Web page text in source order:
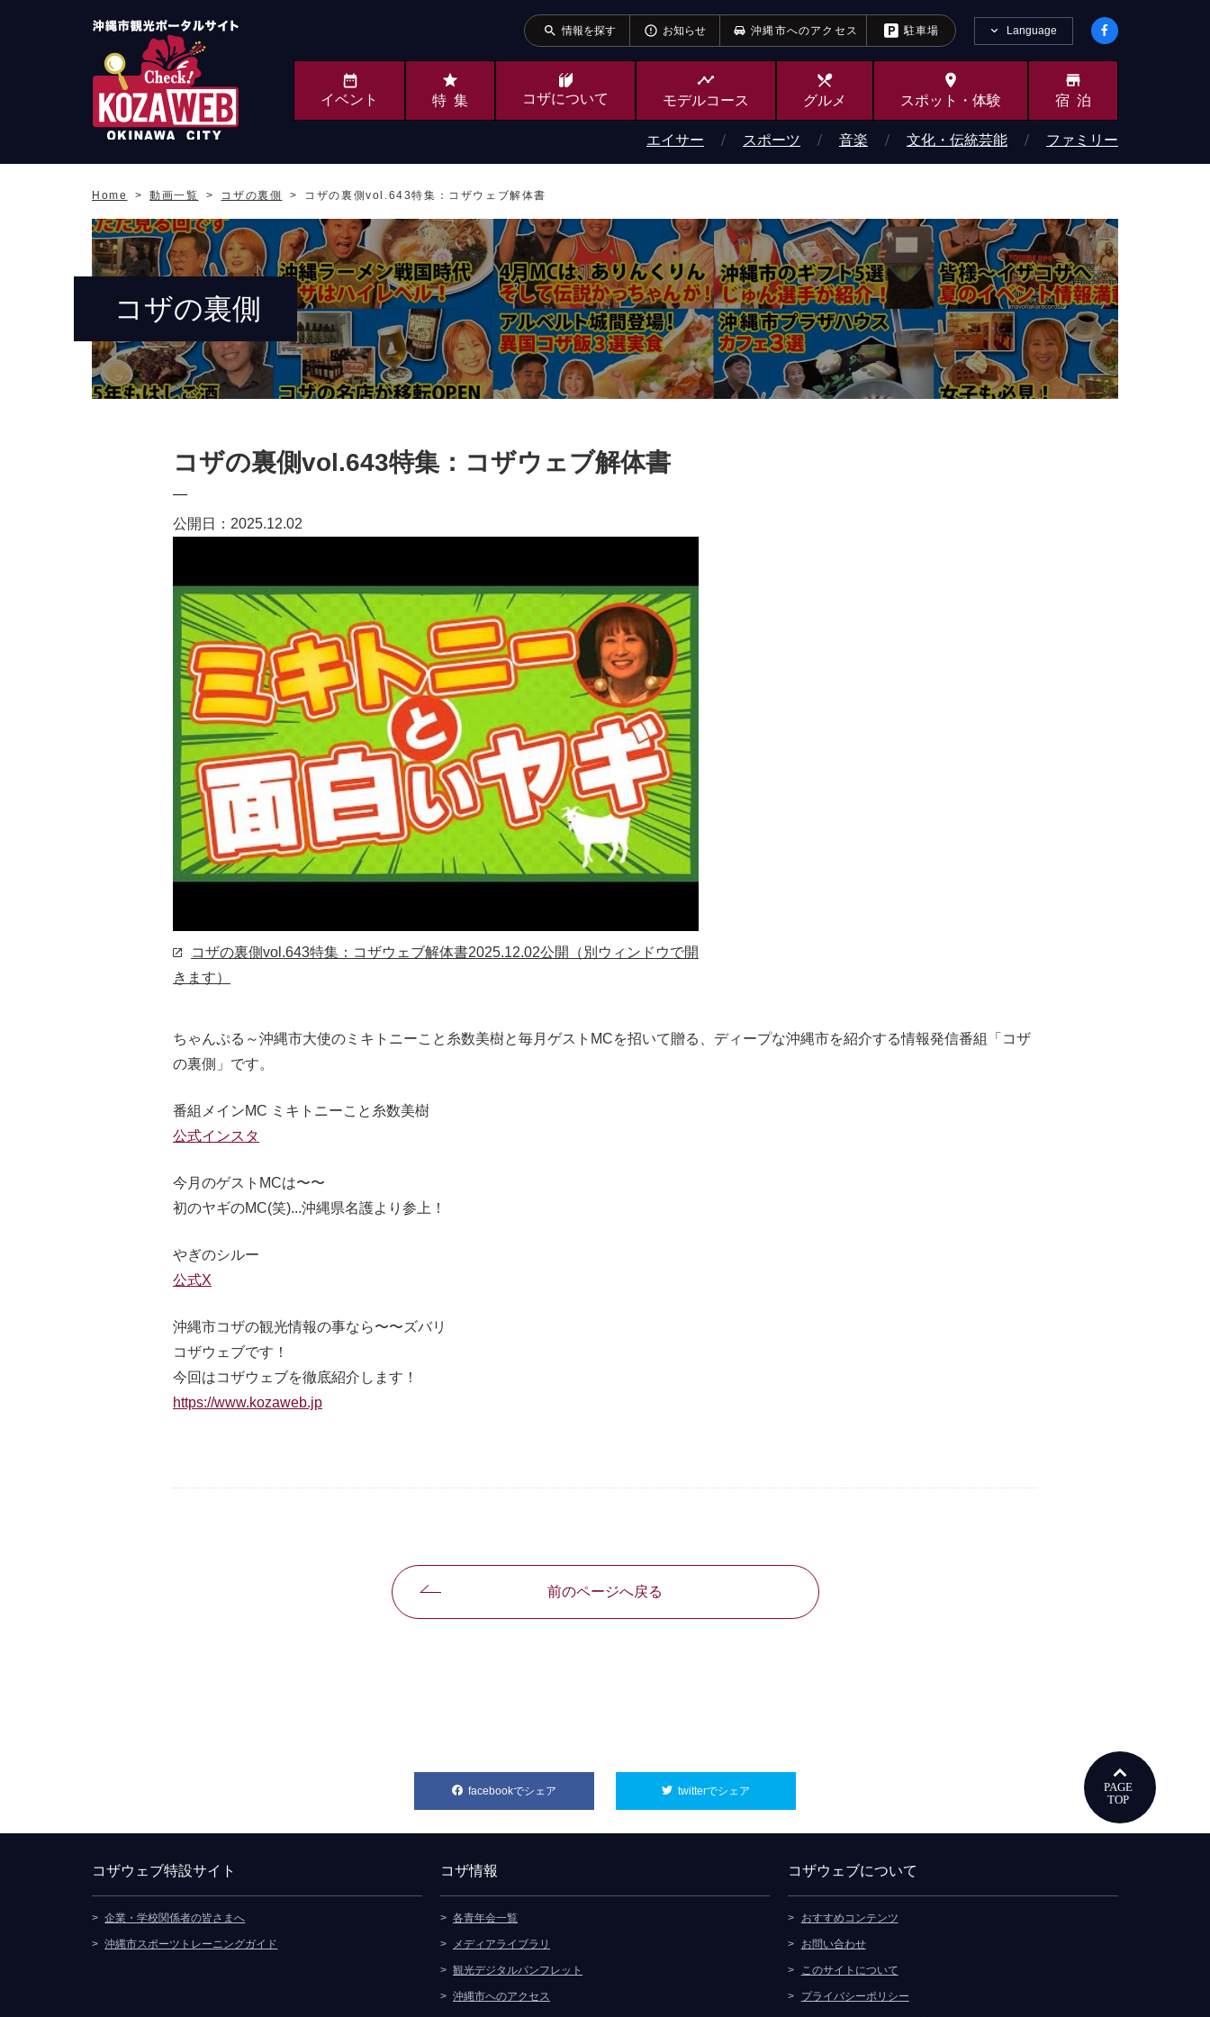
search 情報を探す error_outline お知らせ 沖縄市へのアクセス 駐車場 Language
OKINAWA CITY
イベント
star
特集 コザについて
timeline
モデルコース
local_dining
グルメ
place
スポット・ 体験
store
宿泊
エイサー スポーツ 音楽 文化・伝統芸能 ファミリー
Home 動画一覧 コザの裏側 コザの裏側vol.643特集：コザウェブ解体書
コザの裏側
コザの裏側vol.643特集：コザウェブ解体書
公開日：2025.12.02
コザの裏側vol.643特集：コザウェブ解体書2025.12.02公開
（別ウィンドウで開
きます）
ちゃんぷる～沖縄市大使のミキトニーこと糸数美樹と毎月ゲストMCを招いて贈る、ディープな沖縄市を紹介する情報発信番組「コザ
の裏側」です。
番組メインMC ミキトニーこと糸数美樹
公式インスタ
今月のゲストMCは〜〜
初のヤギのMC(笑)...沖縄県名護より参上！
やぎのシルー
公式X
沖縄市コザの観光情報の事なら〜〜ズバリ
コザウェブです！
今回はコザウェブを徹底紹介します！
https://www.kozaweb.jp
前のページへ戻る
facebookでシェア 別ウィンドウで開きます twitterでシェア
コザウェブ特設サイト
企業・学校関係者の皆さまへ
沖縄市スポーツトレーニングガイド
コザ情報
各青年会一覧
メディアライブラリ
観光デジタルパンフレット
沖縄市へのアクセス
コザウェブについて
おすすめコンテンツ
お問い合わせ
このサイトについて
プライバシーポリシー